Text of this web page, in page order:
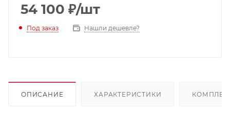
54 100 ₽/шт
Под заказ Нашли дешевле?
ОПИСАНИЕ ХАРАКТЕРИСТИКИ